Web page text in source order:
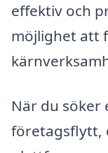
effektiv och
möjlighet att
När du
företagsflytt,